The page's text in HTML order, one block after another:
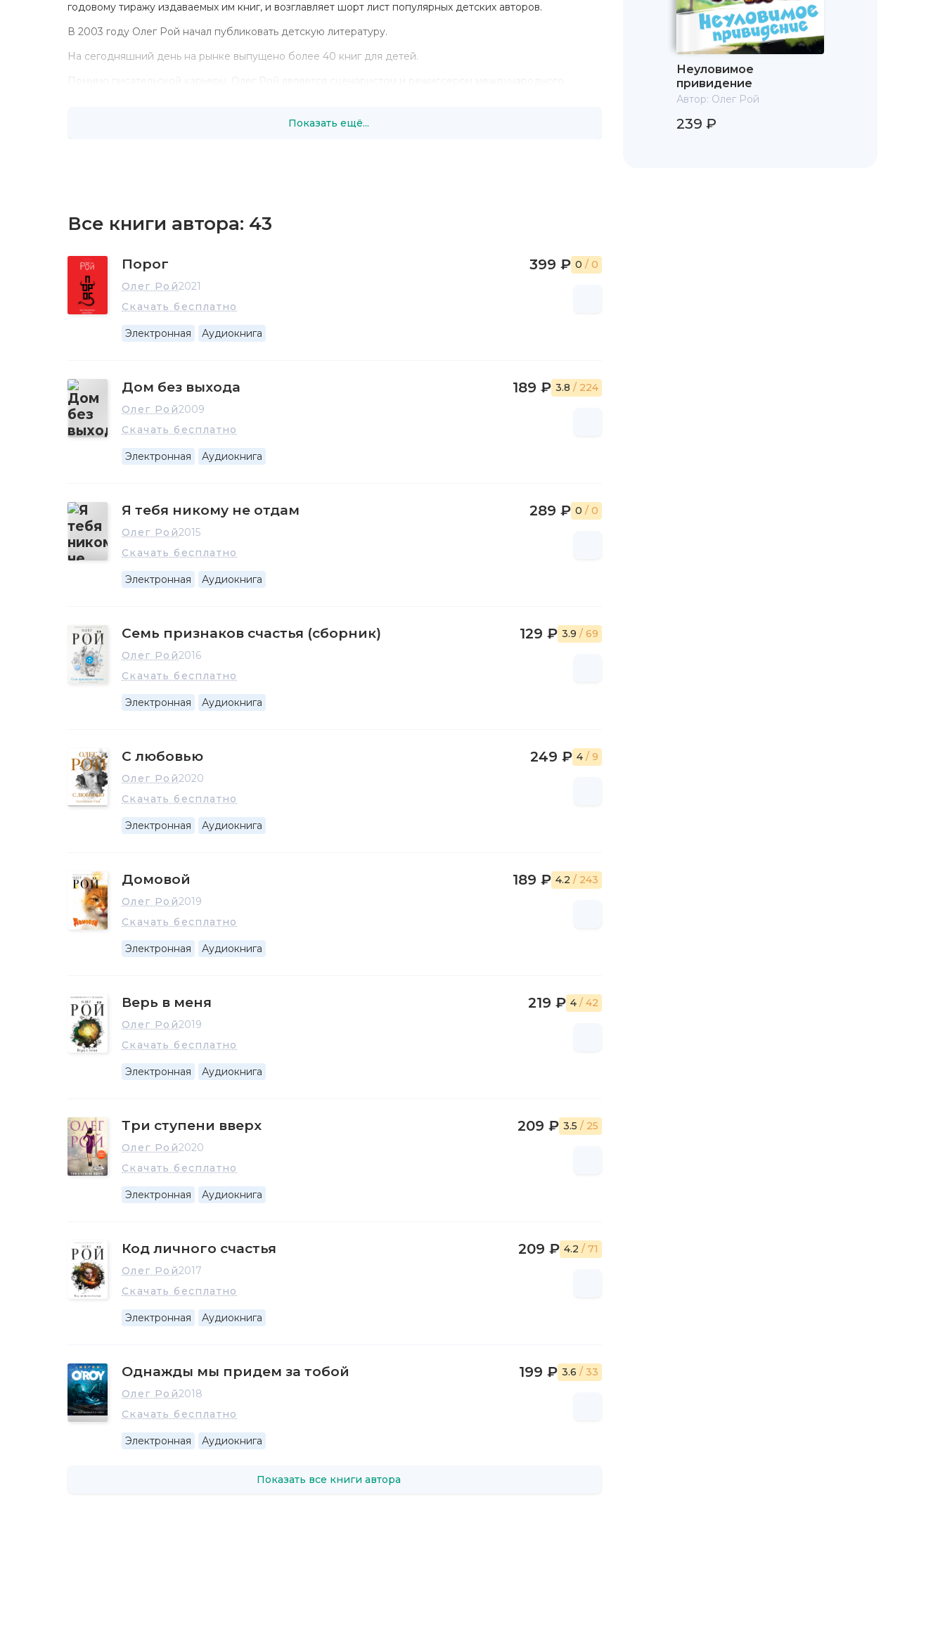
годовому тиражу издаваемых им книг, и возглавляет шорт лист популярных детских авторов.
В 2003 году Олег Рой начал публиковать детскую литературу.
На сегодняшний день на рынке выпущено более 40 книг для детей.
Помимо писательской карьеры, Олег Рой является сценаристом и режиссером международного
везде получила награды. Помимо этого, Рой занимается экранизацией своих собственных книг.
авторский проект «Той Рой», который создает книжно-анимационные бренды для детей, подростков и
На данном этапе Олег Рой работает еще над 15 литературными и мультипликационными проектами.
Показать ещё...
Все книги автора: 43
Порог
Олег Рой2021
Скачать бесплатно
Электронная Аудиокнига
399 ₽ 0 / 0
Дом без выхода
Олег Рой2009
Скачать бесплатно
Электронная Аудиокнига
189 ₽ 3.8 / 224
Я тебя никому не отдам
Олег Рой2015
Скачать бесплатно
Электронная Аудиокнига
289 ₽ 0 / 0
Семь признаков счастья (сборник)
Олег Рой2016
Скачать бесплатно
Электронная Аудиокнига
129 ₽ 3.9 / 69
С любовью
Олег Рой2020
Скачать бесплатно
Электронная Аудиокнига
249 ₽ 4 / 9
Домовой
Олег Рой2019
Скачать бесплатно
Электронная Аудиокнига
189 ₽ 4.2 / 243
Верь в меня
Олег Рой2019
Скачать бесплатно
Электронная Аудиокнига
219 ₽ 4 / 42
Три ступени вверх
Олег Рой2020
Скачать бесплатно
Электронная Аудиокнига
209 ₽ 3.5 / 25
Код личного счастья
Олег Рой2017
Скачать бесплатно
Электронная Аудиокнига
209 ₽ 4.2 / 71
Однажды мы придем за тобой
Олег Рой2018
Скачать бесплатно
Электронная Аудиокнига
199 ₽ 3.6 / 33
Показать все книги автора
Неуловимое
привидение
Автор: Олег Рой
239 ₽